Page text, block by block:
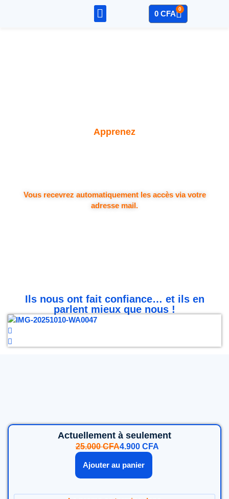
0 CFA
0
Apprenez
Vous recevrez automatiquement les accès via votre
adresse mail.
Ils nous ont fait confiance… et ils en
parlent mieux que nous !
Actuellement à seulement
25.000CFA4.900 CFA
Ajouter au panier